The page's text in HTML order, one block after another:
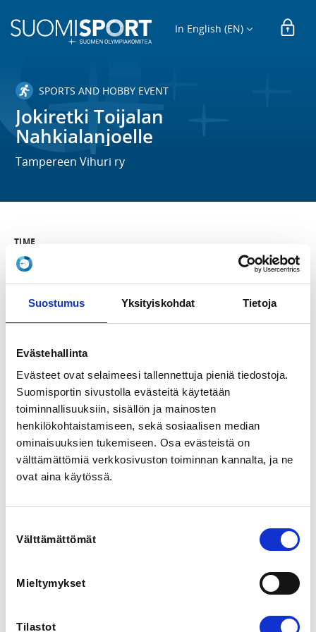
Suostumus Yksityiskohdat Tietoja
Evästehallinta
Evästeet ovat selaimeesi tallennettuja pieniä tiedostoja.
Suomisportin sivustolla evästeitä käytetään
toiminnallisuuksiin, sisällön ja mainosten
henkilökohtaistamiseen, sekä sosiaalisen median
ominaisuuksien tukemiseen. Osa evästeistä on
välttämättömiä verkkosivuston toiminnan kannalta, ja ne
ovat aina käytössä.
valinta
Välttämättömät
Mieltymykset
Tilastot
In English (EN)
SPORTS AND HOBBY EVENT
Jokiretki Toijalan
Nahkialanjoelle
Tampereen Vihuri ry
TIME
Fr 12.6.2026 at 12:00 - 20:00
LOCATION
Nahkialanjoki, 37800 Akaa, Suomi
View map
Tampere
SPORTS
Melonta, Retkimelonta
REGISTRATION PERIOD
Ville Mantere